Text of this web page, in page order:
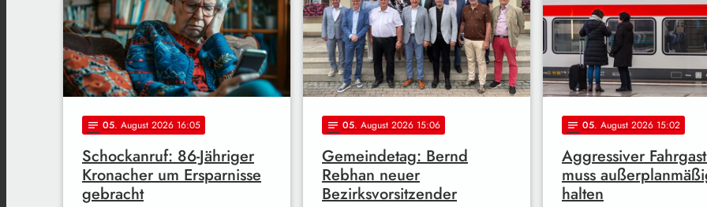
notes 05. August 2026 16:05
Schockanruf: 86-Jähriger
Kronacher um Ersparnisse
gebracht
notes 05. August 2026 15:06
Gemeindetag: Bernd
Rebhan neuer
Bezirksvorsitzender
notes 05. August 2026 15:02
Aggressiver
muss
halten